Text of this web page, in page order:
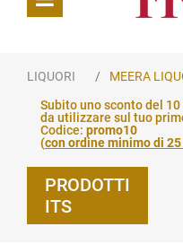
LIQUORI MEERA
Subito uno sconto del 10
da utilizzare sul tuo
Codice: promo10
(con ordine minimo di 25
PRODOTTI
ITS